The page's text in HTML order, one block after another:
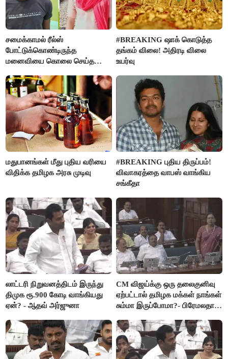
சமைக்காமல் ரீல்ஸ்
போட்டுக்கொண்டிருந்த
மனைவியை கொலை செய்த
#BREAKING ஷாக் கொடுத்த
தங்கம் விலை! அதிரடி விலை
உயர்வு
மதுபானங்கள் மீது புதிய வரியை
விதிக்க தமிழக அரசு முடிவு
#BREAKING புதிய திருப்பம்!
விவாகரத்தை வாபஸ் வாங்கிய
சங்கீதா
லாட்டரி நிறுவனத்திடம் இருந்து
திமுக ரூ.900 கோடி வாங்கியது
ஏன்? - ஆதவ் அர்ஜுனா
CM விஜய்க்கு ஒரு தலைகுனிவு
ஏற்பட்டால் தமிழக மக்கள் நாங்கள்
சும்மா இருப்போமா?- பிரேமலதா